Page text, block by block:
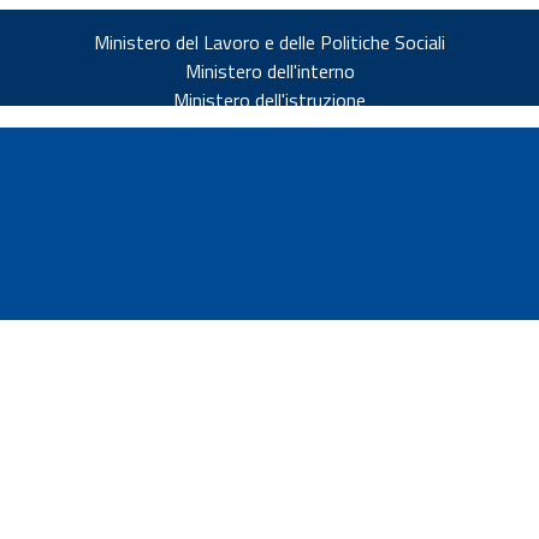
Ministero del Lavoro e delle Politiche Sociali
Ministero dell'interno
Ministero dell'istruzione